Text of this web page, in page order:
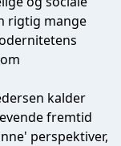
rigtig mange
kalder
fremtid
perspektiver,